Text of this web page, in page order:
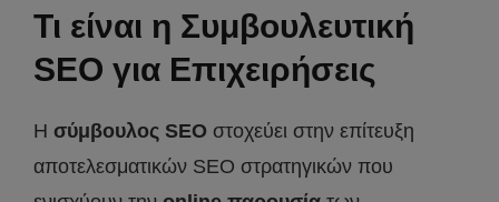
Τι είναι η Συμβουλευτική
SEO για Επιχειρήσεις
Η σύμβουλος SEO στοχεύει στην επίτευξη
αποτελεσματικών SEO στρατηγικών που